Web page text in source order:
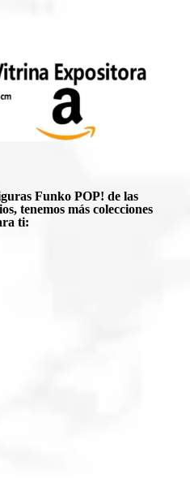
Funko POP! de las
tenemos más colecciones
ti: